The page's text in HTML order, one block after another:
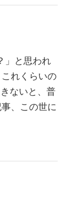
」と思われ
れくらいの
ないと、普
、この世に